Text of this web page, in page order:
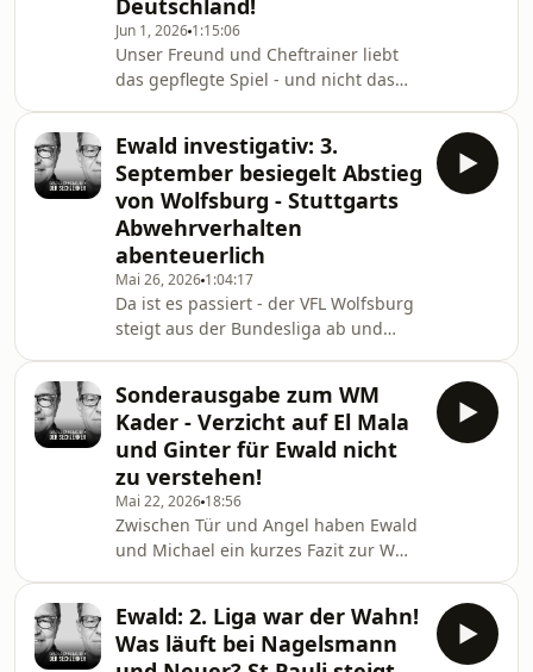
nachnominiert? Und wer zur Hölle saß
da eigentlich am Buffet im
Innenraum?Wir versuchen einiges zu
klären, viel Spaß mit dem neuen
Sechzehner&nbsp; Hosted on Acast.
See acast
Deutschland!
Jun 1, 2026 1:15:06
Unser Freund und Cheftrainer liebt
das gepflegte Spiel - und nicht das
von Chrystal Palace und Arsenal, die
in den Endspielen mega pragmatisch
daherkamen. Positive Erkenntnisse
dagegen bei der deutschen
Mannschaft gegen Finnland, da
brannte es zum Teil beim Gegner
lichterloh... Eine Folge mit
Wahnsinns-Wortwitz und ner Menge
Th
Ewald investigativ: 3.
September besiegelt Abstieg
von Wolfsburg - Stuttgarts
Abwehrverhalten
abenteuerlich
Mai 26, 2026 1:04:17
Da ist es passiert - der VFL Wolfsburg
steigt aus der Bundesliga ab und
Pokal Finale sorgt Harry Kane im
Alleingang für den Triumph der
Bayern, mit ihm hatte Stuttgart wohl
nicht gerechnet.Pep hört auf der
Nordseeinsel auf und Tuchel sorgt für
Kopfschütteln mit seinem WM Kader.
Hosted on Acast. See
acast.com/privacy for more informati
Sonderausgabe zum WM
Kader - Verzicht auf El Mala
und Ginter für Ewald nicht
zu verstehen!
Mai 22, 2026 18:56
Zwischen Tür und Angel haben Ewald
und Michael ein kurzes Fazit zur WM
Probleme mit dem Kader und hofft
noch auf Veränderungen :-) Hosted on
Ewald: 2. Liga war der Wahn!
Was läuft bei Nagelsmann